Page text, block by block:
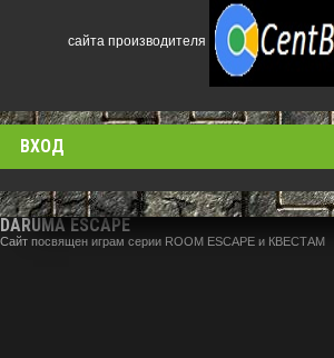
сайта производителя
ВХОД
DARUMA ESCAPE
Сайт посвящен играм серии ROOM ESCAPE и КВЕСТАМ